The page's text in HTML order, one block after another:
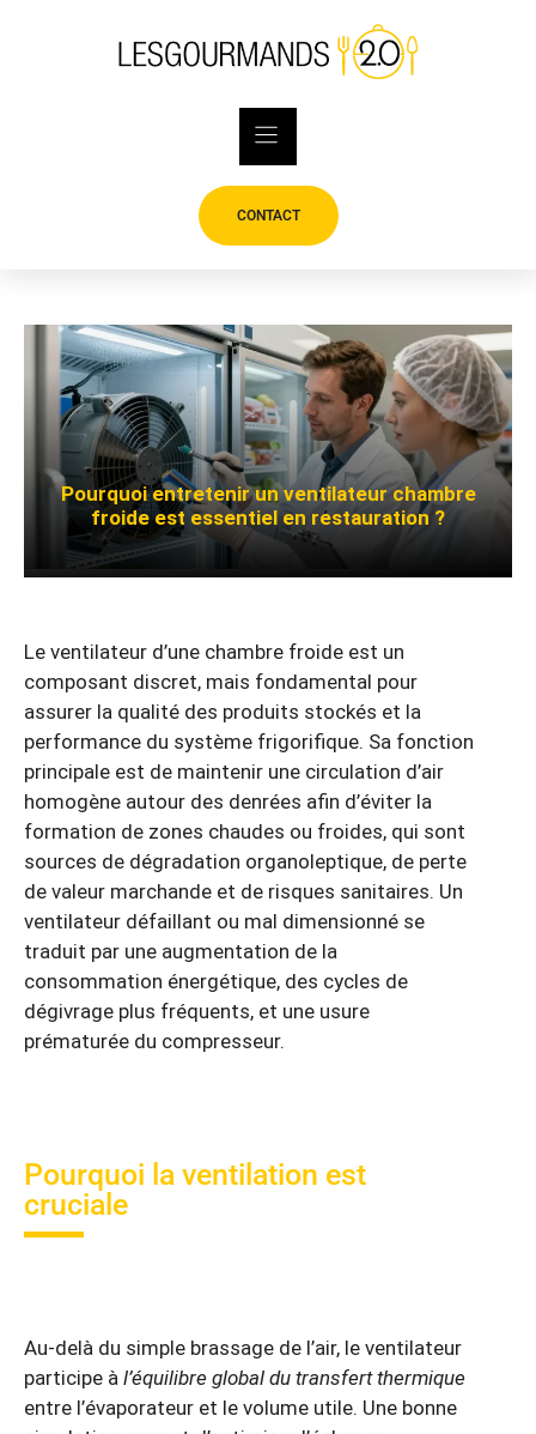
CONTACT
Pourquoi entretenir un ventilateur chambre
froide est essentiel en restauration ?
Le ventilateur d’une chambre froide est un
composant discret, mais fondamental pour
assurer la qualité des produits stockés et la
performance du système frigorifique. Sa fonction
principale est de maintenir une circulation d’air
homogène autour des denrées afin d’éviter la
formation de zones chaudes ou froides, qui sont
sources de dégradation organoleptique, de perte
de valeur marchande et de risques sanitaires. Un
ventilateur défaillant ou mal dimensionné se
traduit par une augmentation de la
consommation énergétique, des cycles de
dégivrage plus fréquents, et une usure
prématurée du compresseur.
Pourquoi la ventilation est
cruciale
Au-delà du simple brassage de l’air, le ventilateur
participe à l’équilibre global du transfert thermique
entre l’évaporateur et le volume utile. Une bonne